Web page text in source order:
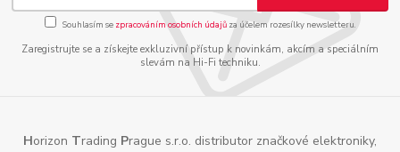
Souhlasím se zpracováním osobních údajůza účelem rozesílky newsletteru.
Zaregistrujte se a získejte exkluzivní přístup k novinkám, akcím a speciálním
slevám na Hi-Fi techniku.
Horizon Trading Prague s.r.o. distributor značkové elektroniky,